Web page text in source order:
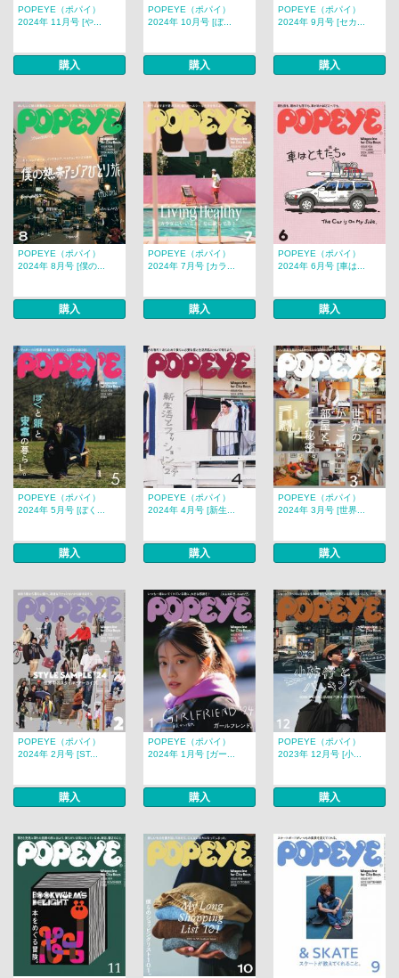
POPEYE（ポパイ）
2024年 11月号 [や...
購入
POPEYE（ポパイ）
2024年 10月号 [ぼ...
購入
POPEYE（ポパイ）
2024年 9月号 [セカ...
購入
POPEYE（ポパイ）
2024年 8月号 [僕の...
購入
POPEYE（ポパイ）
2024年 7月号 [カラ...
購入
POPEYE（ポパイ）
2024年 6月号 [車は...
購入
POPEYE（ポパイ）
2024年 5月号 [ぼく...
購入
POPEYE（ポパイ）
2024年 4月号 [新生...
購入
POPEYE（ポパイ）
2024年 3月号 [世界...
購入
POPEYE（ポパイ）
2024年 2月号 [ST...
購入
POPEYE（ポパイ）
2024年 1月号 [ガー...
購入
POPEYE（ポパイ）
2023年 12月号 [小...
購入